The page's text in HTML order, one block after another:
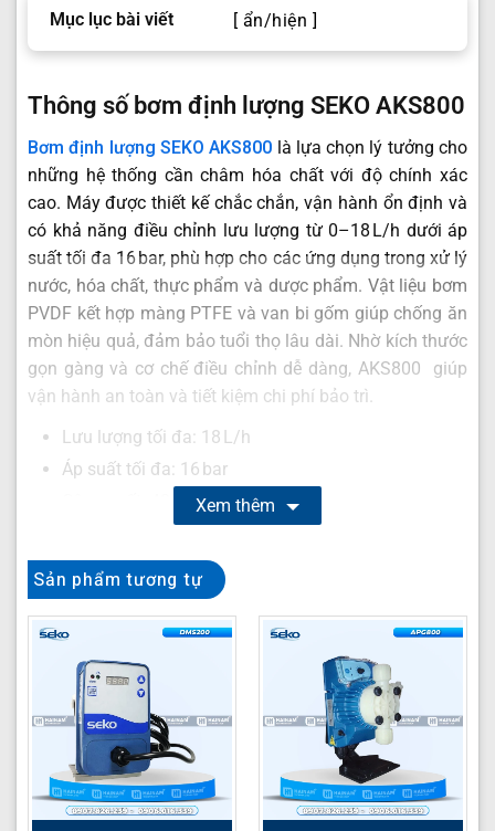
Mục lục bài viết [ ẩn/hiện ]
Thông số bơm định lượng SEKO AKS800
Bơm định lượng SEKO AKS800 là lựa chọn lý tưởng cho
những hệ thống cần châm hóa chất với độ chính xác
cao. Máy được thiết kế chắc chắn, vận hành ổn định và
có khả năng điều chỉnh lưu lượng từ 0–18 L/h dưới áp
suất tối đa 16 bar, phù hợp cho các ứng dụng trong xử lý
nước, hóa chất, thực phẩm và dược phẩm. Vật liệu bơm
PVDF kết hợp màng PTFE và van bi gốm giúp chống ăn
mòn hiệu quả, đảm bảo tuổi thọ lâu dài. Nhờ kích thước
gọn gàng và cơ chế điều chỉnh dễ dàng, AKS800 giúp
vận hành an toàn và tiết kiệm chi phí bảo trì.
Lưu lượng tối đa: 18 L/h
Áp suất tối đa: 16 bar
Màng bơm: PTFE
Van bi: Gốm
Đế: FPM/EPDM
Điện áp: 220 V
Trọng lượng: 4.4 kg
Thông tin liên hệ tư vấn
Hải Nam Technology là nhà phân phối định lượng SEKO
chính hãng với giá cạnh tranh. Khách hàng có nhu cầu
Xem thêm
Sản phẩm tương tự